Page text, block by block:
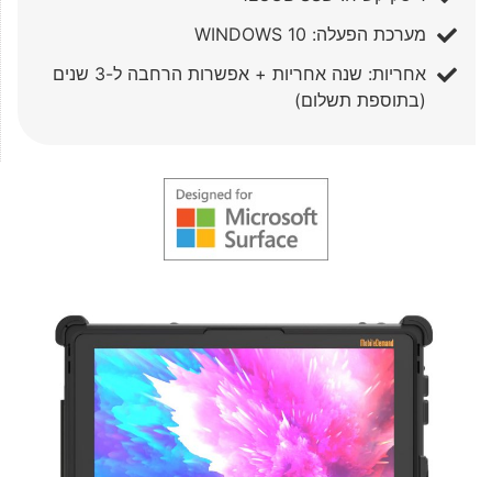
מערכת הפעלה: WINDOWS 10
אחריות: שנה אחריות + אפשרות הרחבה ל-3 שנים
(בתוספת תשלום)